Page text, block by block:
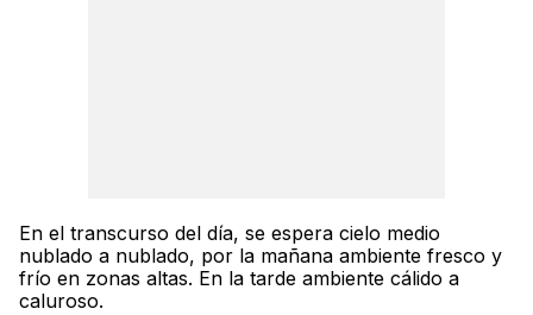
En el transcurso del día, se espera cielo medio
nublado a nublado, por la mañana ambiente fresco y
frío en zonas altas. En la tarde ambiente cálido a
caluroso.